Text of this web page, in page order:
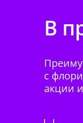
В
с
акции